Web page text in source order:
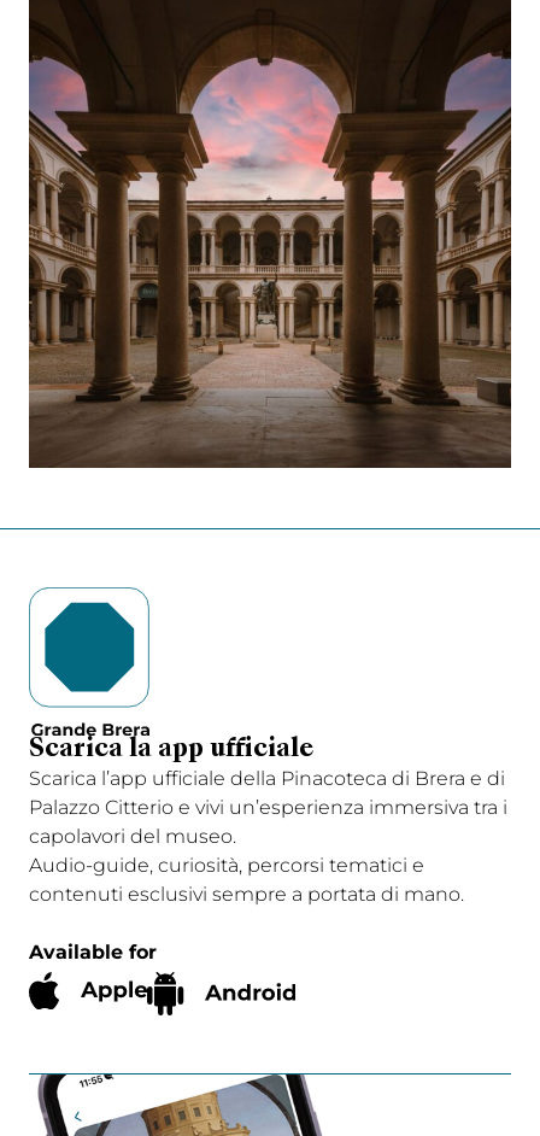
Scarica la app ufficiale
Scarica l’app ufficiale della Pinacoteca di Brera e di
Palazzo Citterio e vivi un’esperienza immersiva tra i
capolavori del museo.
Audio-guide, curiosità, percorsi tematici e
contenuti esclusivi sempre a portata di mano.
Available for